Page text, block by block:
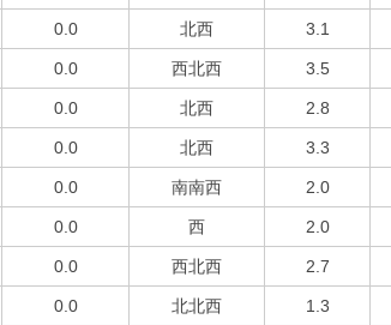
0.0 北西 3.1
0.0 西北西 3.5
0.0 北西 2.8
0.0 北西 3.3
0.0 南南西 2.0
0.0 西 2.0
0.0 西北西 2.7
0.0 北北西 1.3